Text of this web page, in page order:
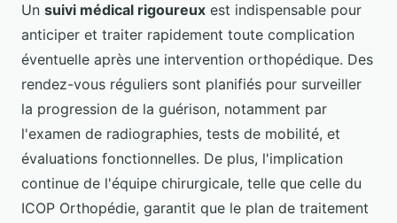
Un suivi médical rigoureux est indispensable pour
anticiper et traiter rapidement toute complication
éventuelle après une intervention orthopédique. Des
rendez-vous réguliers sont planifiés pour surveiller
la progression de la guérison, notamment par
l'examen de radiographies, tests de mobilité, et
évaluations fonctionnelles. De plus, l'implication
continue de l'équipe chirurgicale, telle que celle du
ICOP Orthopédie, garantit que le plan de traitement